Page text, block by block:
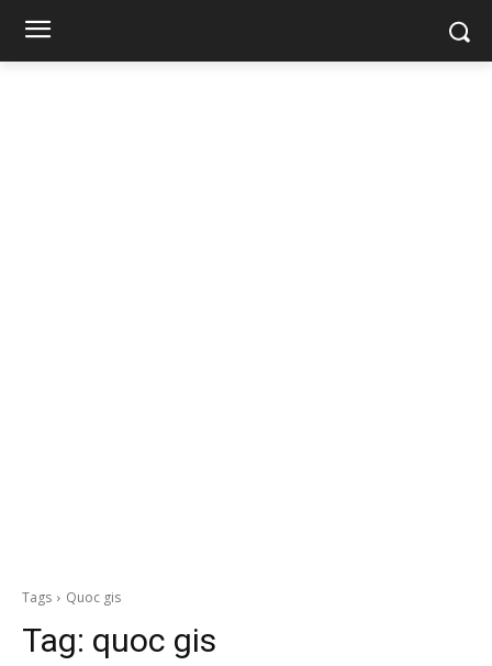
Tags Quoc gis
Tag: quoc gis